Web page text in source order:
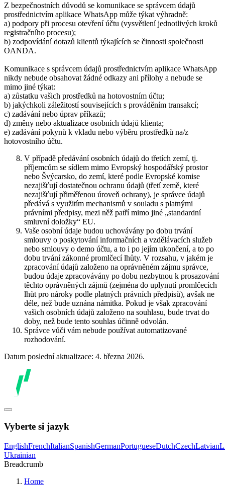
Z bezpečnostních důvodů se komunikace se správcem údajů
prostřednictvím aplikace WhatsApp může týkat výhradně:
a) podpory při procesu otevření účtu (vysvětlení jednotlivých kroků
registračního procesu);
b) zodpovídání dotazů klientů týkajících se činnosti společnosti
OANDA.
Komunikace s správcem údajů prostřednictvím aplikace WhatsApp
nikdy nebude obsahovat žádné odkazy ani přílohy a nebude se
mimo jiné týkat:
a) zůstatku vašich prostředků na hotovostním účtu;
b) jakýchkoli záležitostí souvisejících s prováděním transakcí;
c) zadávání nebo úprav příkazů;
d) změny nebo aktualizace osobních údajů klienta;
e) zadávání pokynů k vkladu nebo výběru prostředků na/z
hotovostního účtu.
V případě předávání osobních údajů do třetích zemí, tj.
příjemcům se sídlem mimo Evropský hospodářský prostor
nebo Švýcarsko, do zemí, které podle Evropské komise
nezajišťují dostatečnou ochranu údajů (třetí země, které
nezajišťují přiměřenou úroveň ochrany), je správce údajů
předává s využitím mechanismů v souladu s platnými
právními předpisy, mezi něž patří mimo jiné „standardní
smluvní doložky“ EU.
Vaše osobní údaje budou uchovávány po dobu trvání
smlouvy o poskytování informačních a vzdělávacích služeb
nebo smlouvy o demo účtu, a to i po jejím ukončení, a to po
dobu trvání zákonné promlčecí lhůty. V rozsahu, v jakém je
zpracování údajů založeno na oprávněném zájmu správce,
budou údaje zpracovávány po dobu nezbytnou k prosazování
těchto oprávněných zájmů (zejména do uplynutí promlčecích
lhůt pro nároky podle platných právních předpisů), avšak ne
déle, než bude uznána námitka. Pokud je však zpracování
vašich osobních údajů založeno na souhlasu, bude trvat do
doby, než bude tento souhlas účinně odvolán.
Správce vůči vám nebude používat automatizované
rozhodování.
Datum poslední aktualizace: 4. března 2026.
Vyberte si jazyk
EnglishFrenchItalianSpanishGermanPortugueseDutchCzechLatvian
Ukrainian
Breadcrumb
Home